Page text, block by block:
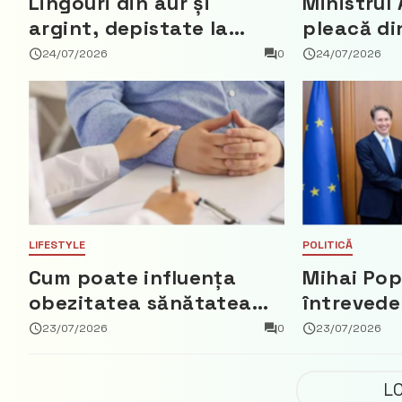
argint, depistate la
vama Aeroport
24/07/2026 0
pleacă
ce a
parte
Democrat
24/07/2026
LIFESTYLE
Cum poate influența
obezitatea sănătatea
creierului
23/07/2026 0
POLITICĂ
Mihai
bun cu
Fred Duijn
23/07/2026